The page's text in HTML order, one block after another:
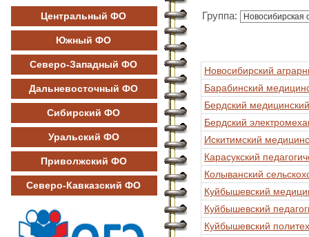
Центральный ФО
Южный ФО
Северо-Западный ФО
Дальневосточный ФО
Сибирский ФО
Уральский ФО
Приволжский ФО
Северо-Кавказский ФО
Группа:
Новосибирский
Барабинский
Бердский
Бердский
Искитимский
Карасукский
Колыванский
Куйбышевский
Куйбышевский
Куйбышевский